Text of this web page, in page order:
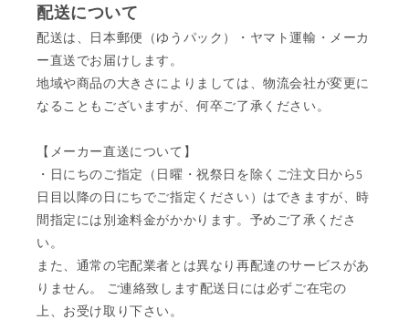
配送について
配送は、日本郵便（ゆうパック）・ヤマト運輸・メーカ
ー直送でお届けします。
地域や商品の大きさによりましては、物流会社が変更に
なることもございますが、何卒ご了承ください。
【メーカー直送について】
・日にちのご指定（日曜・祝祭日を除くご注文日から5
日目以降の日にちでご指定ください）はできますが、時
間指定には別途料金がかかります。予めご了承くださ
い。
また、通常の宅配業者とは異なり再配達のサービスがあ
りません。 ご連絡致します配送日には必ずご在宅の
上、お受け取り下さい。